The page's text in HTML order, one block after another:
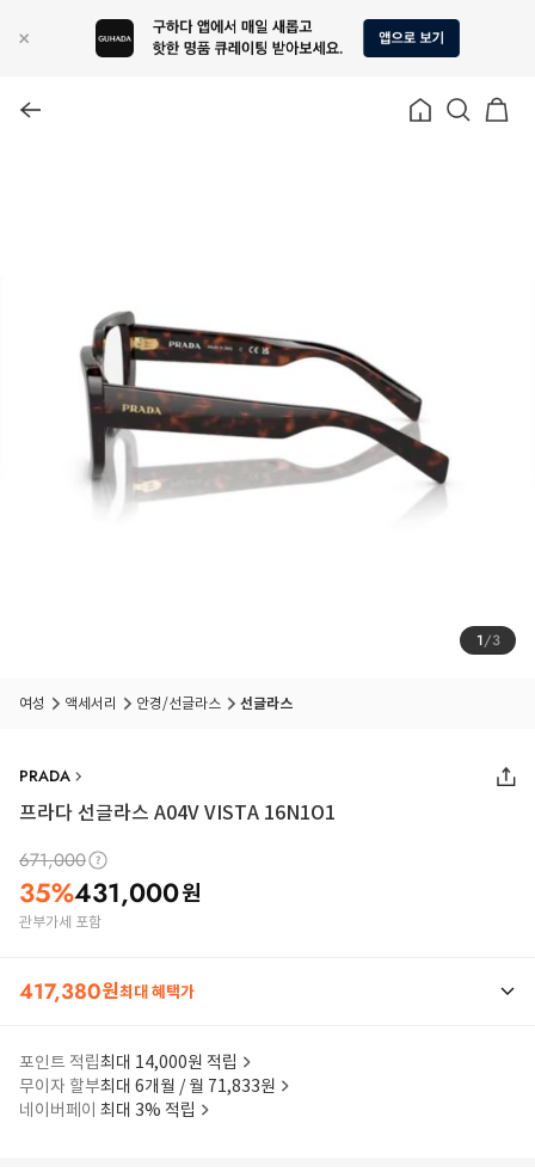
1/3
여성 액세서리 안경/선글라스 선글라스
PRADA
프라다 선글라스 A04V VISTA 16N1O1
671,000
35%431,000원
관부가세 포함
417,380원최대 혜택가
포인트 적립최대 14,000원 적립
무이자 할부최대 6개월 / 월 71,833원
네이버페이 최대 3% 적립